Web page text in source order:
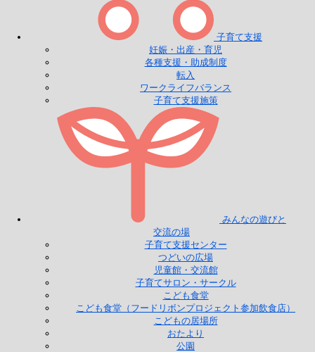
子育て支援
妊娠・出産・育児
各種支援・助成制度
転入
ワークライフバランス
子育て支援施策
みんなの遊びと
交流の場
子育て支援センター
つどいの広場
児童館・交流館
子育てサロン・サークル
こども食堂
こども食堂（フードリボンプロジェクト参加飲食店）
こどもの居場所
おたより
公園